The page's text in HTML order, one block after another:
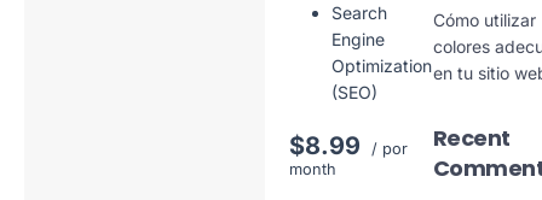
Search
Engine
Optimization
(SEO)
$8.99
/ por
month
Cómo utilizar
colores
en tu sitio
Recent